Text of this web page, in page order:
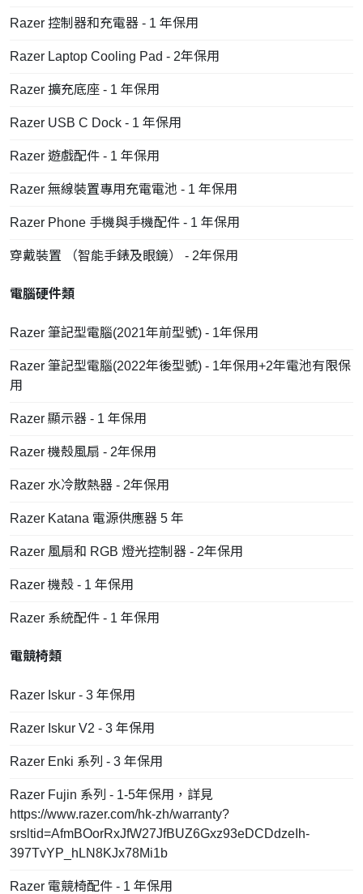
Razer 控制器和充電器 - 1 年保用
Razer Laptop Cooling Pad - 2年保用
Razer 擴充底座 - 1 年保用
Razer USB C Dock - 1 年保用
Razer 遊戲配件 - 1 年保用
Razer 無線裝置專用充電電池 - 1 年保用
Razer Phone 手機與手機配件 - 1 年保用
穿戴裝置 （智能手錶及眼鏡） - 2年保用
電腦硬件類
Razer 筆記型電腦(2021年前型號) - 1年保用
Razer 筆記型電腦(2022年後型號) - 1年保用+2年電池有限保
用
Razer 顯示器 - 1 年保用
Razer 機殼風扇 - 2年保用
Razer 水冷散熱器 - 2年保用
Razer Katana 電源供應器 5 年
Razer 風扇和 RGB 燈光控制器 - 2年保用
Razer 機殼 - 1 年保用
Razer 系統配件 - 1 年保用
電競椅類
Razer Iskur - 3 年保用
Razer Iskur V2 - 3 年保用
Razer Enki 系列 - 3 年保用
Razer Fujin 系列 - 1-5年保用，詳見
https://www.razer.com/hk-zh/warranty?
srsltid=AfmBOorRxJfW27JfBUZ6Gxz93eDCDdzeIh-
397TvYP_hLN8KJx78Mi1b
Razer 電競椅配件 - 1 年保用